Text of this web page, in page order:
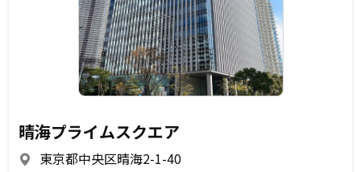
晴海プライムスクエア
東京都中央区晴海2-1-40